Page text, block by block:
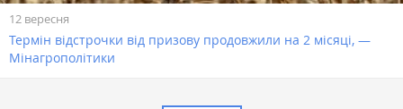
12 вересня
Термін відстрочки від призову продовжили на 2 місяці, —
Мінагрополітики